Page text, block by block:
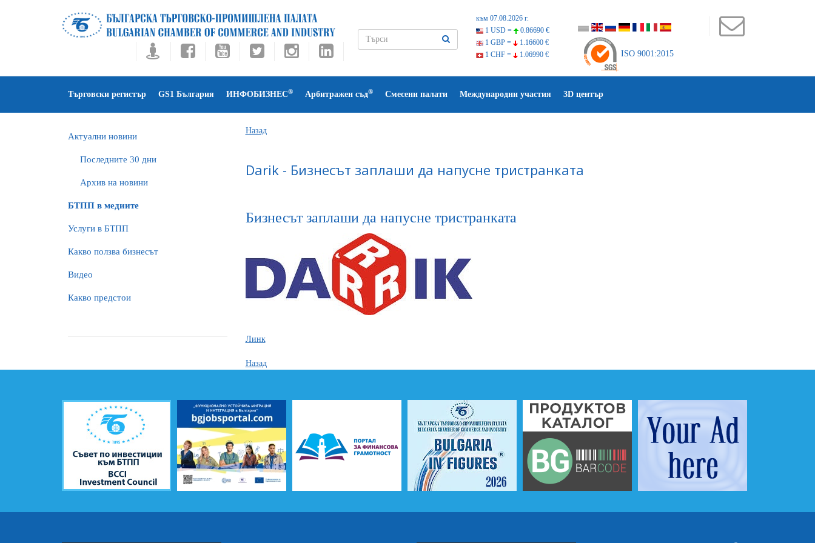
към 07.08.2026 г.
1 USD =
0.86690 €
1 GBP =
1.16600 €
1 CHF =
1.06990 € ISO 9001:2015
Търговски регистър GS1 България ИНФОБИЗНЕС® Арбитражен съд® Смесени палати Международни участия 3D център
Актуални новини
Последните 30 дни
Архив на новини
БTПП в медиите
Услуги в БТПП
Какво ползва бизнесът
Видео
Какво предстои
Назад
Darik - Бизнесът заплаши да напусне тристранката
Бизнесът заплаши да напусне тристранката
Линк
Назад